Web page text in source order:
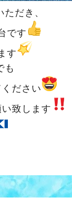
だき、
です
す
も
ださい
致します